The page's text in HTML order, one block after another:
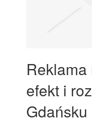
efekt i
Gdańsku